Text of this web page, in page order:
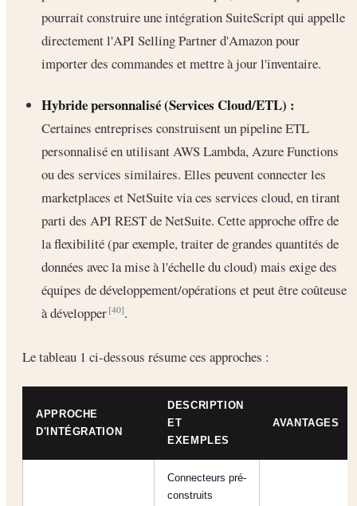
pourrait construire une intégration SuiteScript qui appelle
directement l'API Selling Partner d'Amazon pour
importer des commandes et mettre à jour l'inventaire.
Hybride personnalisé (Services Cloud/ETL) :
Certaines entreprises construisent un pipeline ETL
personnalisé en utilisant AWS Lambda, Azure Functions
ou des services similaires. Elles peuvent connecter les
marketplaces et NetSuite via ces services cloud, en tirant
parti des API REST de NetSuite. Cette approche offre de
la flexibilité (par exemple, traiter de grandes quantités de
données avec la mise à l'échelle du cloud) mais exige des
équipes de développement/opérations et peut être coûteuse
à développer[40].
Le tableau 1 ci-dessous résume ces approches :
APPROCHE
D'INTÉGRATION
DESCRIPTION
ET
EXEMPLES
AVANTAGES
Connecteurs pré-
construits